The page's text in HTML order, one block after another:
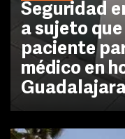
Seguridad
a sujeto
paciente
médico en